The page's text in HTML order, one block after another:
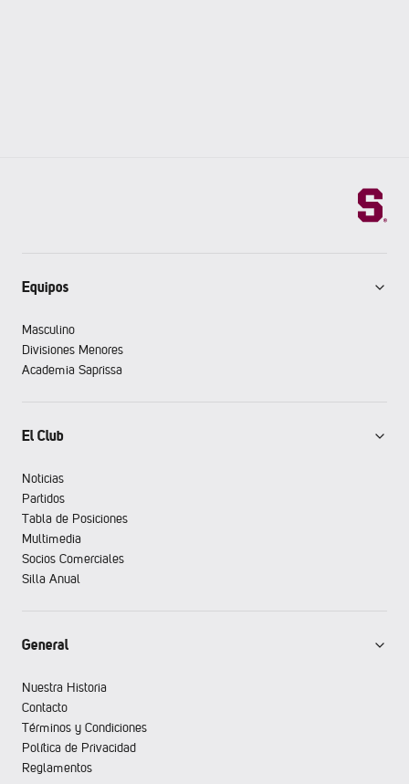
Equipos
Masculino
Divisiones Menores
Academia Saprissa
El Club
Noticias
Partidos
Tabla de Posiciones
Multimedia
Socios Comerciales
Silla Anual
General
Nuestra Historia
Contacto
Términos y Condiciones
Política de Privacidad
Reglamentos